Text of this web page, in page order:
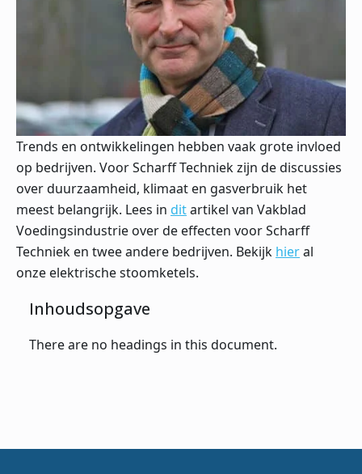
Trends en ontwikkelingen hebben vaak grote invloed
op bedrijven. Voor Scharff Techniek zijn de discussies
over duurzaamheid, klimaaten gasverbruik het
meest belangrijk. Lees in ditartikel van Vakblad
Voedingsindustrie over de effecten voor Scharff
Techniek en twee andere bedrijven. Bekijk hieral
onze elektrische stoomketels.
Inhoudsopgave
There are no headings in this document.